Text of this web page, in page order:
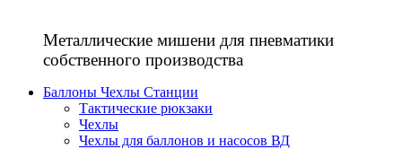
Металлические мишени для пневматики
собственного производства
Баллоны Чехлы Станции
Тактические рюкзаки
Чехлы
Чехлы для баллонов и насосов ВД